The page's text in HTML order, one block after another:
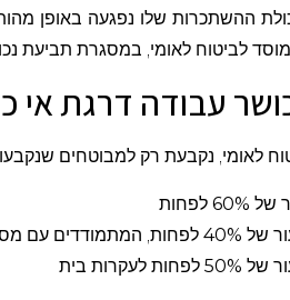
ההשתכרות שלו נפגעה באופן
לביטוח לאומי, במסגרת תביעת
עבודה דרגת
לאומי, נקבעת רק למבוטחים
60% לפחות
40% לפחות, המתמודדים עם
50% לפחות לעקרות בית